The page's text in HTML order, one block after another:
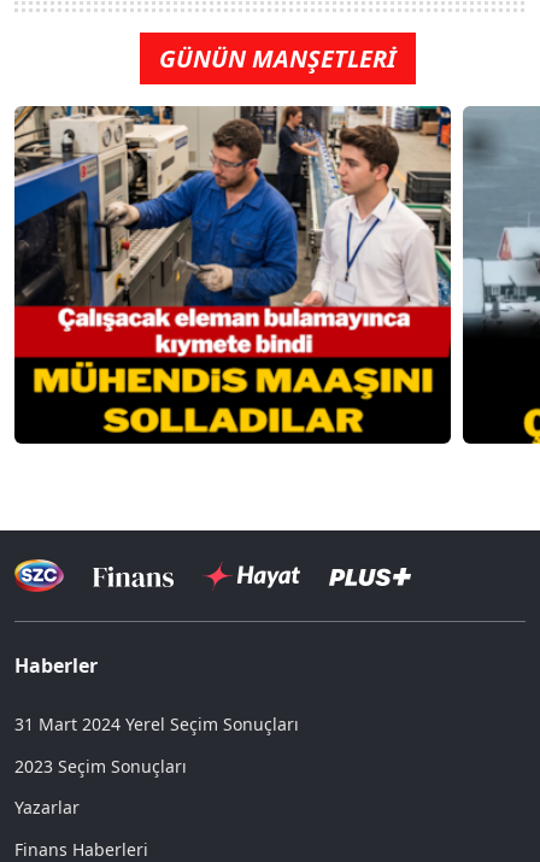
GÜNÜN MANŞETLERİ
Haberler
31 Mart 2024 Yerel Seçim Sonuçları
2023 Seçim Sonuçları
Yazarlar
Finans Haberleri